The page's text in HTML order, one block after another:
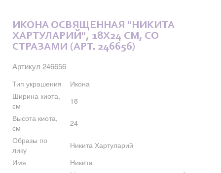
ИКОНА ОСВЯЩЕННАЯ "НИКИТА
ХАРТУЛАРИЙ", 18X24 СМ, СО
СТРАЗАМИ (АРТ. 246656)
Артикул 246656
Тип украшения
Икона
Ширина киота,
см
18
Высота киота,
см
24
Образы по
лику
Никита Хартуларий
Имя
Никита